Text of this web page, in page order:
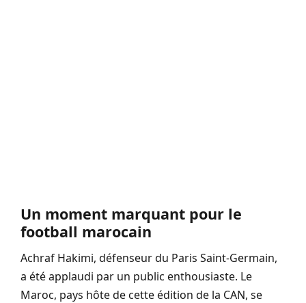
Un moment marquant pour le
football marocain
Achraf Hakimi, défenseur du Paris Saint-Germain,
a été applaudi par un public enthousiaste. Le
Maroc, pays hôte de cette édition de la CAN, se